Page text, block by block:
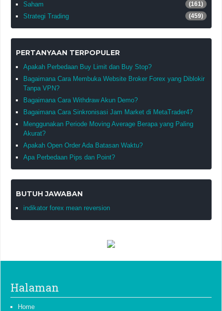
Saham (161)
Strategi Trading (459)
PERTANYAAN TERPOPULER
Apakah Perbedaan Buy Limit dan Buy Stop?
Bagaimana Cara Membuka Website Broker Forex yang Diblokir
Tanpa VPN?
Bagaimana Cara Withdraw Akun Demo?
Bagaimana Cara Sinkronisasi Jam Market di MetaTrader4?
Menggunakan Periode Moving Average Berapa yang Paling
Akurat?
Apakah Open Order Ada Batasan Waktu?
Apa Perbedaan Pips dan Point?
BUTUH JAWABAN
indikator forex mean reversion
Halaman
Home